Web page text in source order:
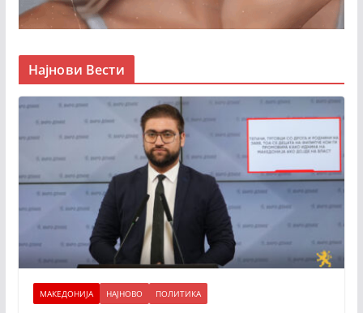
Најнови Вести
МАКЕДОНИЈА НАЈНОВО ПОЛИТИКА